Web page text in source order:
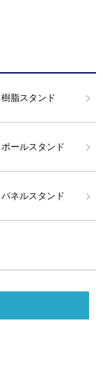
樹脂スタンド
ポールスタンド
パネルスタンド